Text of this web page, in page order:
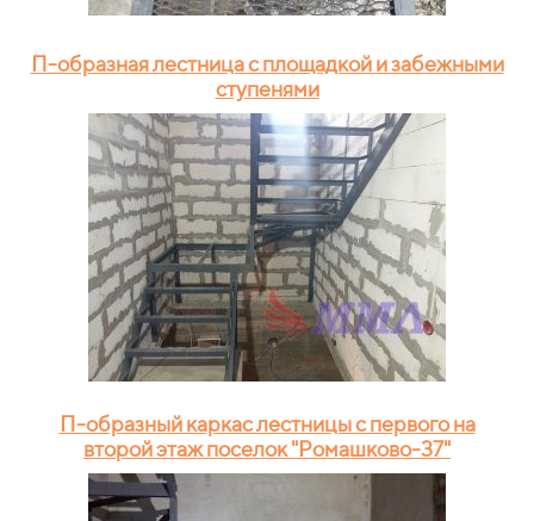
П-образная лестница с площадкой и забежными
ступенями
П-образный каркас лестницы с первого на
второй этаж поселок "Ромашково-37"